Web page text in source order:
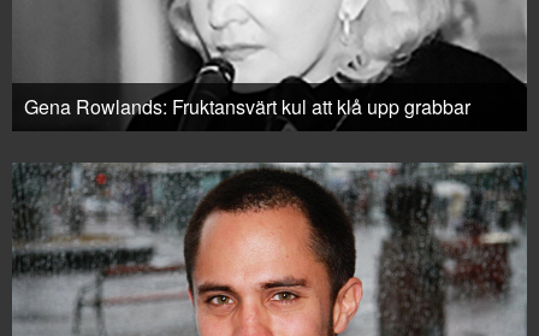
Gena Rowlands: Fruktansvärt kul att klå upp grabbar